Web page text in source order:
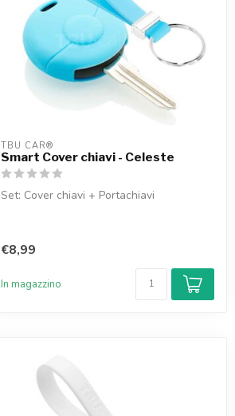
TBU CAR®
Smart Cover chiavi - Celeste
Set: Cover chiavi + Portachiavi
€8,99
In magazzino